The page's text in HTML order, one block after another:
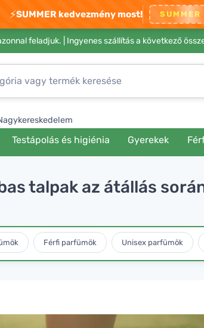
⚡SUMMER kedvezmény most! SUMMER
feladjuk. | Ingyenes szállítás a következő
Testápolás és higiénia Gyerekek
talpak az átállás
Férfi parfümök Unisex parfümök